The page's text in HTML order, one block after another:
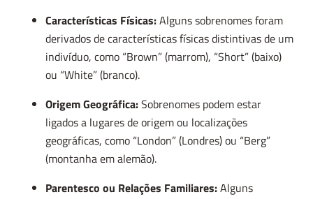
Características Físicas:Alguns sobrenomes foram
derivados de características físicas distintivas de um
indivíduo, como “Brown” (marrom), “Short” (baixo)
ou “White” (branco).
Origem Geográfica:Sobrenomes podem estar
ligados a lugares de origem ou localizações
geográficas, como “London” (Londres) ou “Berg”
(montanha em alemão).
Parentesco ou Relações Familiares:Alguns